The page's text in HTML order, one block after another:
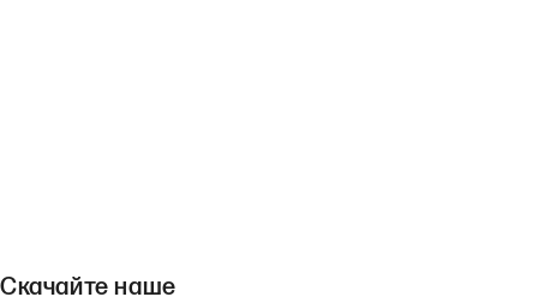
Скачайте наше